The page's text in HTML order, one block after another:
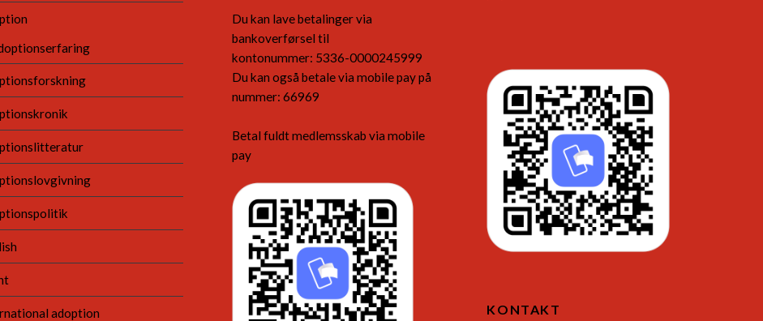
adoption
Du kan lave betalinger via
bankoverførsel til
kontonummer: 5336-0000245999
Du kan også betale via mobile pay på
nummer: 66969
Betal fuldt medlemsskab via mobile
pay
KONTAKT